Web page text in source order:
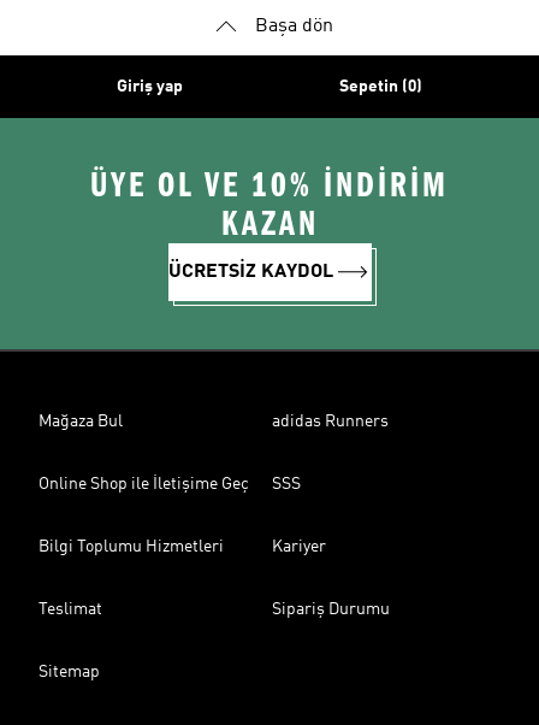
Başa dön
Giriş yap Sepetin (0)
ÜYE OL VE 10% İNDİRİM
KAZAN
ÜCRETSİZ KAYDOL
Mağaza Bul adidas Runners
Online Shop ile İletişime Geç SSS
Bilgi Toplumu Hizmetleri Kariyer
Teslimat Sipariş Durumu
Sitemap